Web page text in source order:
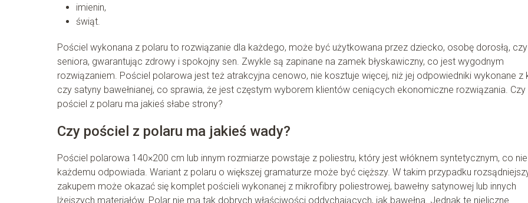
imienin,
świąt.
Pościel wykonana z polaru to rozwiązanie dla każdego, może być użytkowana przez dziecko, osobę dorosłą, czy
seniora, gwarantując zdrowy i spokojny sen. Zwykle są zapinane na zamek błyskawiczny, co jest wygodnym
rozwiązaniem. Pościel polarowa jest też atrakcyjna cenowo, nie kosztuje więcej, niż jej odpowiedniki wykonane z
czy satyny bawełnianej, co sprawia, że jest częstym wyborem klientów ceniących ekonomiczne rozwiązania. Czy
pościel z polaru ma jakieś słabe strony?
Czy pościel z polaru ma jakieś wady?
Pościel polarowa 140×200 cm lub innym rozmiarze powstaje z poliestru, który jest włóknem syntetycznym, co nie
każdemu odpowiada. Wariant z polaru o większej gramaturze może być cięższy. W takim przypadku
zakupem może okazać się komplet pościeli wykonanej z mikrofibry poliestrowej, bawełny satynowej lub innych
lżejszych materiałów. Polar nie ma tak dobrych właściwości oddychających, jak bawełna. Jednak te nieliczne